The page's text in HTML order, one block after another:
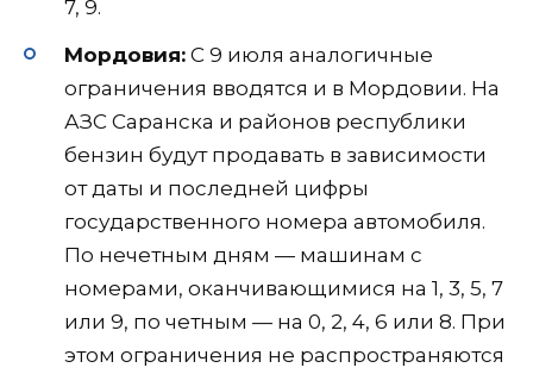
7, 9.
Мордовия: С 9 июля аналогичные
ограничения вводятся и в Мордовии. На
АЗС Саранска и районов республики
бензин будут продавать в зависимости
от даты и последней цифры
государственного номера автомобиля.
По нечетным дням — машинам с
номерами, оканчивающимися на 1, 3, 5, 7
или 9, по четным — на 0, 2, 4, 6 или 8. При
этом ограничения не распространяются